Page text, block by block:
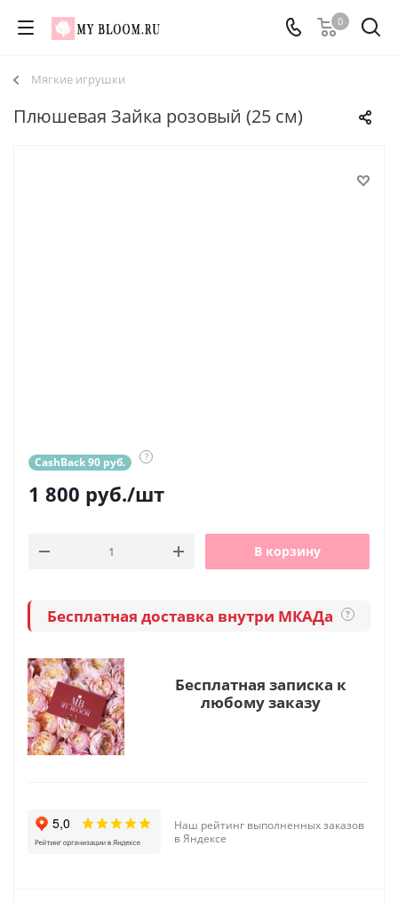
0
Мягкие игрушки
Плюшевая Зайка розовый (25 см)
CashBack 90 руб. ?
1 800 руб./шт
В корзину
Бесплатная доставка внутри МКАДа ?
Бесплатная записка к
любому заказу
Наш рейтинг выполненных заказов
в Яндексе